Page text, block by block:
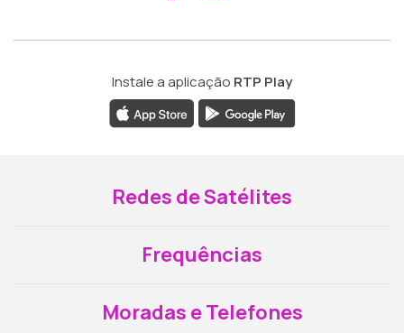
Instale a aplicação RTP Play
Redes de Satélites
Frequências
Moradas e Telefones